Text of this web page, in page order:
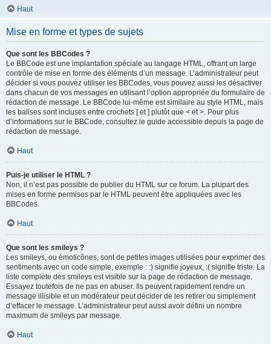
Haut
Mise en forme et types de sujets
Que sont les BBCodes ?
Le BBCode est une implantation spéciale au langage HTML, offrant un large
contrôle de mise en forme des éléments d’un message. L’administrateur peut
décider si vous pouvez utiliser les BBCodes, vous pouvez aussi les désactiver
dans chacun de vos messages en utilisant l’option appropriée du formulaire de
rédaction de message. Le BBCode lui-même est similaire au style HTML, mais
les balises sont incluses entre crochets [ et ] plutôt que < et >. Pour plus
d’informations sur le BBCode, consultez le guide accessible depuis la page de
rédaction de message.
Haut
Puis-je utiliser le HTML ?
Non, il n’est pas possible de publier du HTML sur ce forum. La plupart des
mises en forme permises par le HTML peuvent être appliquées avec les
BBCodes.
Haut
Que sont les smileys ?
Les smileys, ou émoticônes, sont de petites images utilisées pour exprimer des
sentiments avec un code simple, exemple : :) signifie joyeux, :( signifie triste. La
liste complète des smileys est visible sur la page de rédaction de message.
Essayez toutefois de ne pas en abuser. Ils peuvent rapidement rendre un
message illisible et un modérateur peut décider de les retirer ou simplement
d’effacer le message. L’administrateur peut aussi avoir défini un nombre
maximum de smileys par message.
Haut